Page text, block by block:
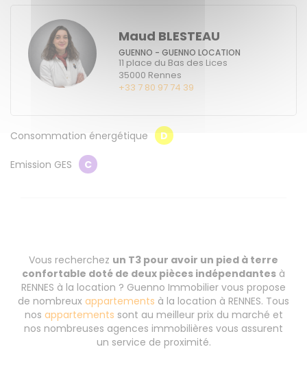
Maud BLESTEAU
GUENNO - GUENNO LOCATION
11 place du Bas des Lices
35000 Rennes
+33 7 80 97 74 39
Consommation énergétique D
Emission GES C
Vous recherchez un T3 pour avoir un pied à terre
confortable doté de deux pièces indépendantes à
RENNES à la location ? Guenno Immobilier vous propose
de nombreux appartements à la location à RENNES. Tous
nos appartements sont au meilleur prix du marché et
nos nombreuses agences immobilières vous assurent
un service de proximité.